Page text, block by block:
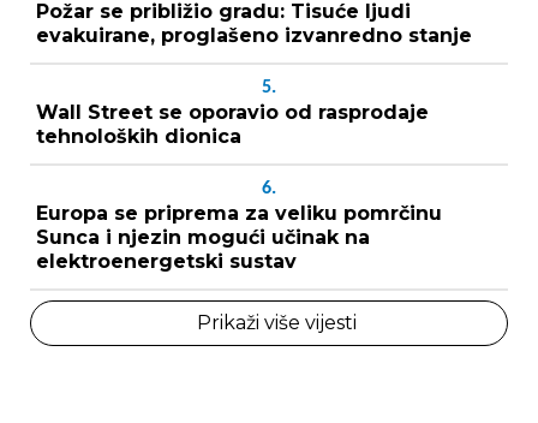
Požar se približio gradu: Tisuće ljudi
evakuirane, proglašeno izvanredno stanje
5.
Wall Street se oporavio od rasprodaje
tehnoloških dionica
6.
Europa se priprema za veliku pomrčinu
Sunca i njezin mogući učinak na
elektroenergetski sustav
Prikaži više vijesti